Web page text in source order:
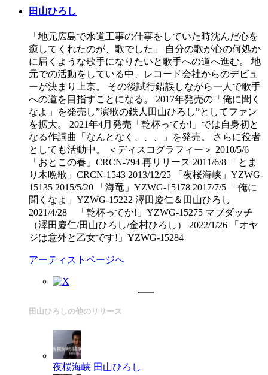
田山ひろし
「地元広島で水道工事の仕事をしていた時沈んだ心を
癒してくれたのが、歌でした」 自分の歌が心の何処か
に届くような歌手になりたいと歌手への道へ進む。 地
元での活動をしている中、レコード会社からのデビュ
ーが決まり上京。 その後試行錯誤しながら一人で歌手
への道を目指すことになる。 2017年発売の「俺に聞く
なよ」を発売し”演歌の鉄人田山ひろし”としてファン
を拡大。 2021年4月発売「乾杯ってか!」では自身初と
なる作詞曲「なんとなく、、、」を発売。 さらに役者
としても活動中。 ＜ディスコグラフィー＞ 2010/5/6
「おとこの春」CRCN-794 再リリース 2011/6/8 「とま
り木晩歌」CRCN-1543 2013/12/25 「夜桜海峡」YZWG-
15135 2015/5/20 「海竜」YZWG-15178 2017/7/5 「俺に
聞くなよ」YZWG-15222 澤田慶仁＆田山ひろし
2021/4/28 「乾杯ってか!」YZWG-15275 マブダッチ
（澤田慶仁/田山ひろし/金村ひろし） 2022/1/26 「オヤ
ジは意外と乙女です!」YZWG-15284
アーティストページへ
田山ひろしの他のリリース
夜桜海峡 田山ひろし